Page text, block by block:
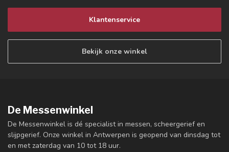
Klantenservice
Bekijk onze winkel
De Messenwinkel
De Messenwinkel is dé specialist in messen, scheergerief en
slijpgerief. Onze winkel in Antwerpen is geopend van dinsdag tot
en met zaterdag van 10 tot 18 uur.